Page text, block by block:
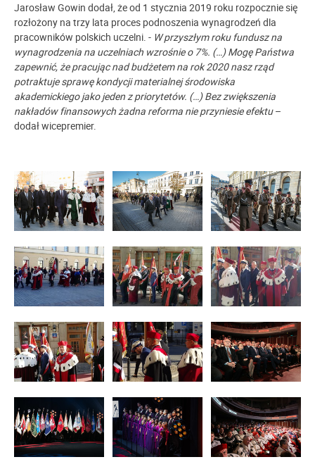
Jarosław Gowin dodał, że od 1 stycznia 2019 roku rozpocznie się
rozłożony na trzy lata proces podnoszenia wynagrodzeń dla
pracowników polskich uczelni. - W przyszłym roku fundusz na
wynagrodzenia na uczelniach wzrośnie o 7%. (…) Mogę Państwa
zapewnić, że pracując nad budżetem na rok 2020 nasz rząd
potraktuje sprawę kondycji materialnej środowiska
akademickiego jako jeden z priorytetów. (…) Bez zwiększenia
nakładów finansowych żadna reforma nie przyniesie efektu –
dodał wicepremier.